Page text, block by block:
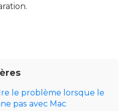
le problème lorsque le
pas avec Mac